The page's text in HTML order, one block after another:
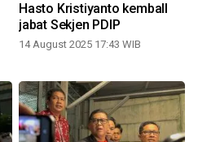
Hasto Kristiyanto kembalI
jabat Sekjen PDIP
14 August 2025 17:43 WIB